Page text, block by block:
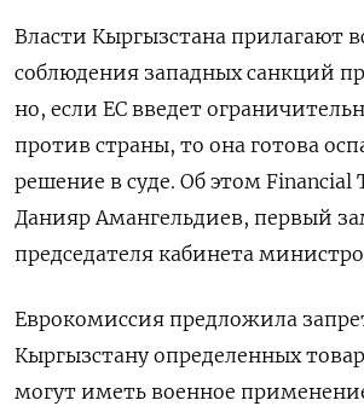
Власти Кыргызстана прилагают
соблюдения западных санкций
но, если ЕС введет
против страны, то она готова
решение в суде. Об этом Financial
Данияр Амангельдиев, первый
председателя кабинета
Еврокомиссия предложила
Кыргызстану определенных
могут иметь военное